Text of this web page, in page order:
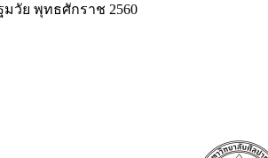
วัย พุทธศักราช 2560